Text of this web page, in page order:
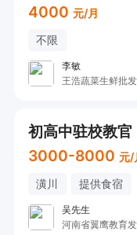
4000 元/月
不限
李敏
王浩蔬菜生鲜批
初高中驻校教官
3000-8000 元/
潢川 提供食宿
吴先生
河南省翼鹰教育